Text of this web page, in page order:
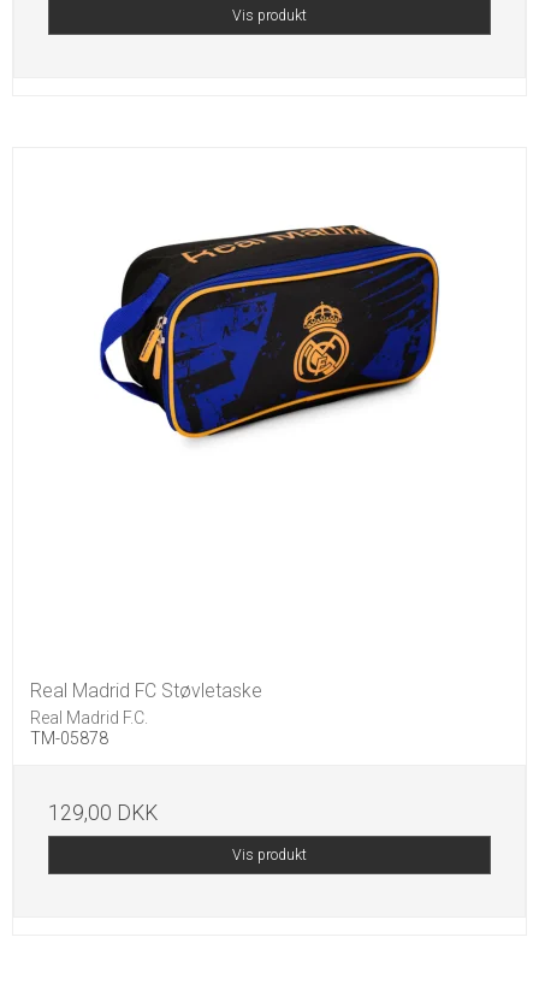
Vis produkt
Real Madrid FC Støvletaske
Real Madrid F.C.
TM-05878
129,00 DKK
Vis produkt